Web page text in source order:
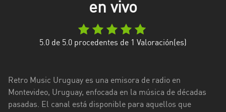
Florida
Paz
Maldonado
en vivo
5.0 de 5.0 procedentes de 1 Valoración(es)
Retro Music Uruguay es una emisora de radio en
Montevideo, Uruguay, enfocada en la música de décadas
pasadas. El canal está disponible para aquellos que